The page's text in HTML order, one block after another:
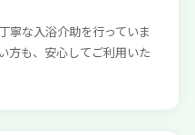
寧な入浴介助を行っていま
方も、安心してご利用いた